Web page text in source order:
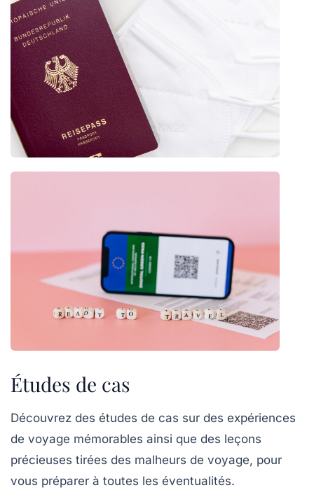
Études de cas
Découvrez des études de cas sur des expériences
de voyage mémorables ainsi que des leçons
précieuses tirées des malheurs de voyage, pour
vous préparer à toutes les éventualités.